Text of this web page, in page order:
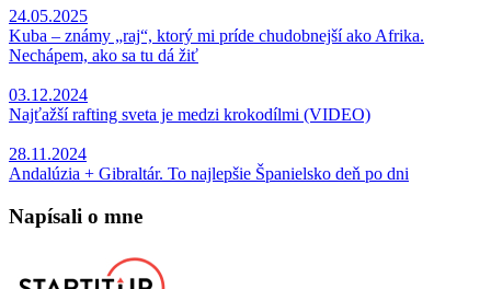
24.05.2025
Kuba – známy „raj“, ktorý mi príde chudobnejší ako Afrika.
Nechápem, ako sa tu dá žiť
03.12.2024
Najťažší rafting sveta je medzi krokodílmi (VIDEO)
28.11.2024
Andalúzia + Gibraltár. To najlepšie Španielsko deň po dni
Napísali o mne